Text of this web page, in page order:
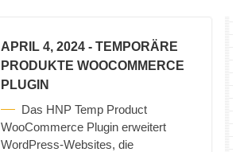
APRIL 4, 2024 - TEMPORÄRE
PRODUKTE WOOCOMMERCE
PLUGIN
Das HNP Temp Product
WooCommerce Plugin erweitert
WordPress-Websites, die